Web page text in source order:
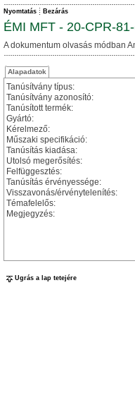
Nyomtatás Bezárás
ÉMI MFT - 20-CPR-
A dokumentum olvasás módban
Alapadatok
Tanúsítvány típus:
Tanúsítvány azonosító:
Tanúsított termék:
Gyártó:
Kérelmező:
Műszaki specifikáció:
Tanúsítás kiadása:
Utolsó megerősítés:
Felfüggesztés:
Tanúsítás érvényessége:
Visszavonás/érvénytelenítés:
Témafelelős:
Megjegyzés:
Ugrás a lap tetejére